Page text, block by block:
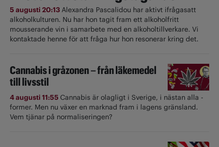
5 augusti 20:13Alexandra Pascalidou har aktivt ifrågasatt
alkoholkulturen. Nu har hon tagit fram ett alkoholfritt
mousserande vin i samarbete med en alkoholtillverkare. Vi
kontaktade henne för att fråga hur hon resonerar kring det.
Cannabis i gråzonen – från läkemedel
till livsstil
4 augusti 11:55 Cannabis är olagligt i ­Sverige, i nästan alla ­
former. Men nu växer en marknad fram i lagens gränsland.
Vem tjänar på normaliseringen?